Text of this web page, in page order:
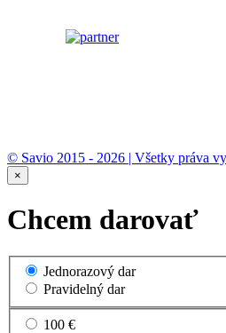
© Savio 2015 - 2026 | Všetky práva
×
Chcem darovať
Jednorazový dar
Pravidelný dar
100 €